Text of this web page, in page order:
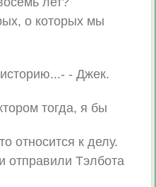
о которых мы
- Джек.
тогда, я бы
относится к делу.
отправили Тэлбота